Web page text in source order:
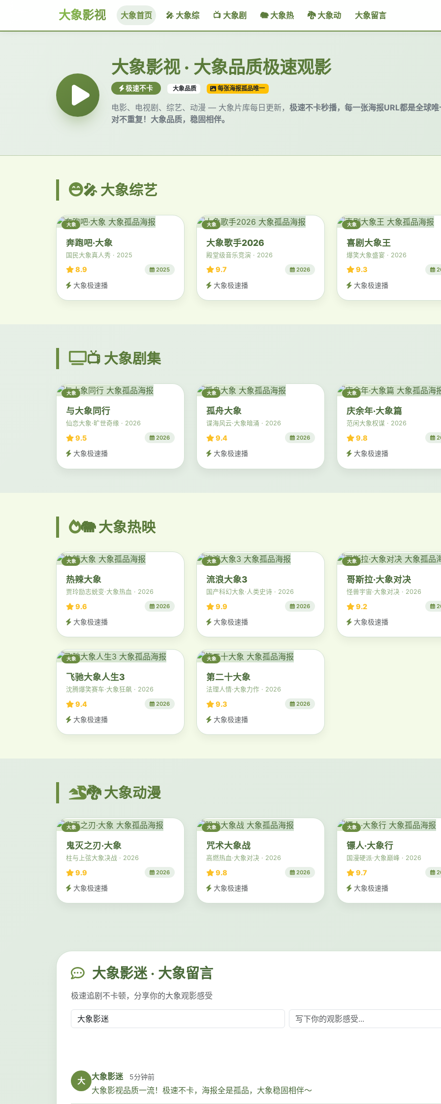
大象影视 大象首页 🎤 大象综 📺 大象剧 🐘 大象热 🐉 大象动 大象留言
大象影视 · 大象品质极速观影
极速不卡 大象品质 每张海报孤品唯一
电影、电视剧、综艺、动漫 — 大象片库每日更新， 极速不卡秒播，每一张海报URL都是全球
对不重复！大象品质，稳固相伴。
🎤 大象综艺
大象
奔跑吧·大象
国民大象真人秀 · 2025
8.9 2025
大象极速播
大象
大象歌手2026
殿堂级音乐竞演 · 2026
9.7 2026
大象极速播
大象
喜剧大象王
爆笑大象盛宴 · 2026
9.3
大象极速播
📺 大象剧集
大象
与大象同行
仙恋大象·旷世奇缘 · 2026
9.5 2026
大象极速播
大象
孤舟大象
谍海风云·大象暗涌 · 2026
9.4 2026
大象极速播
大象
庆余年·大象篇
范闲大象权谋 · 2026
9.8
大象极速播
🐘 大象热映
大象
热辣大象
贾玲励志蜕变·大象热血 · 2026
9.6 2026
大象极速播
大象
流浪大象3
国产科幻大象·人类史诗 · 2026
9.9 2026
大象极速播
大象
哥斯拉·大象对决
怪兽宇宙·大象对决 · 2026
9.2
大象极速播
大象
飞驰大象人生3
沈腾爆笑赛车·大象狂飙 · 2026
9.4 2026
大象极速播
大象
第二十大象
法理人情·大象力作 · 2026
9.3 2026
大象极速播
🐉 大象动漫
大象
鬼灭之刃·大象
柱与上弦大象决战 · 2026
9.9 2026
大象极速播
大象
咒术大象战
高燃热血·大象对决 · 2026
9.8 2026
大象极速播
大象
镖人·大象行
国漫硬派·大象巅峰 · 2026
9.7
大象极速播
大象影迷 · 大象留言
极速追剧不卡顿，分享你的大象观影感受
大 大象影迷 5分钟前
大象影视品质一流！极速不卡，海报全是孤品，大象稳固相伴～